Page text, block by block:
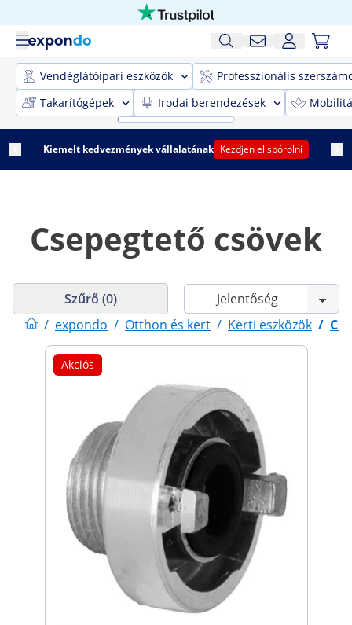
Vendéglátóipari eszközök
Professzionális
Takarítógépek
Irodai berendezések
Kiemelt kedvezmények vállalatának Kezdjen el spórolni
Csepegtető csövek
/ expondo / Otthon és kert / Kerti eszközök /
Szűrő (0)
Akciós